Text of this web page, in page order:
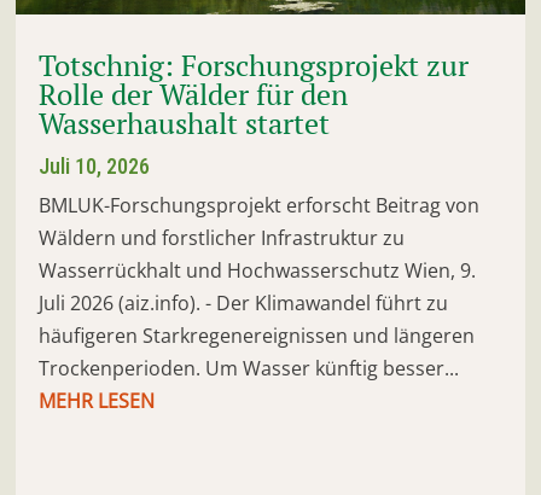
Totschnig: Forschungsprojekt zur
Rolle der Wälder für den
Wasserhaushalt startet
Juli 10, 2026
BMLUK-Forschungsprojekt erforscht Beitrag von
Wäldern und forstlicher Infrastruktur zu
Wasserrückhalt und Hochwasserschutz Wien, 9.
Juli 2026 (aiz.info). - Der Klimawandel führt zu
häufigeren Starkregenereignissen und längeren
Trockenperioden. Um Wasser künftig besser...
MEHR LESEN